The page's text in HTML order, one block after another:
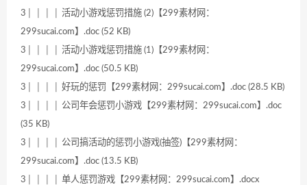
3│ │ │ │ 活动小游戏惩罚措施 (2)【299素材网：
299sucai.com】.doc (52 KB)
3│ │ │ │ 活动小游戏惩罚措施 (1)【299素材网：
299sucai.com】.doc (50.5 KB)
3│ │ │ │ 好玩的惩罚【299素材网：299sucai.com】.doc (28.5 KB)
3│ │ │ │ 公司年会惩罚小游戏【299素材网：299sucai.com】.doc
(35 KB)
3│ │ │ │ 公司搞活动的惩罚小游戏(抽签)【299素材网：
299sucai.com】.doc (13.5 KB)
3│ │ │ │ 单人惩罚游戏【299素材网：299sucai.com】.docx